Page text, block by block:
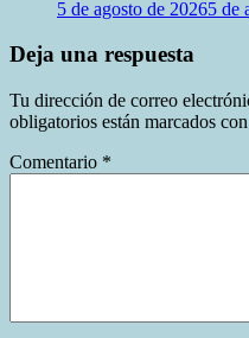
5 de agosto de 20265 de
Deja una respuesta
Tu dirección de correo
obligatorios están marcados con
Comentario *